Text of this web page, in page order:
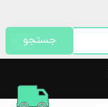
جستجو